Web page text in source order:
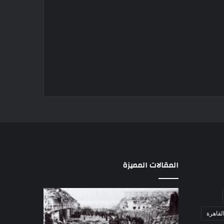
المقالات المميزة
مذبحة
اللد..
القصة
اللواء
دكتور
راضي